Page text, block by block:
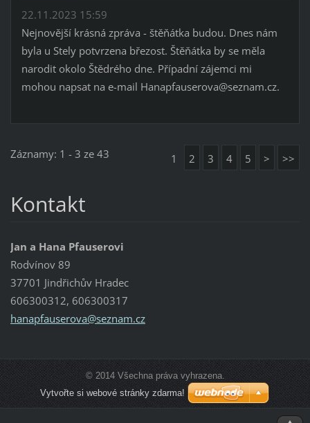
22.11.2023 15:59
Nejnovější krásná zpráva - štěňátka budou. Dnes nám
byla u Stely potvrzena březost. Štěňátka by se měla
narodit okolo Štědrého dne. Případní zájemci mi
mohou napsat na e-mail Hanapfauserova@seznam.cz.
Záznamy: 1 - 3 ze 43 1 2 3 4 5 > >>
Kontakt
Jan a Hana Pfauserovi
Rodvínov 89
37701 Jindřichův Hradec
606300312, 606300317
hanapfauserova@seznam.cz
© 2014 Všechna práva vyhrazena.
Vytvořte si webové stránky zdarma!